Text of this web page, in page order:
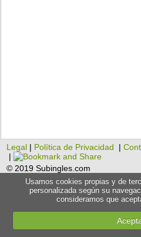
Legal | Política de Privacidad |
|
© 2019 Subingles.com
Usamos cookies propias y de
personalizada según su
consideramos que